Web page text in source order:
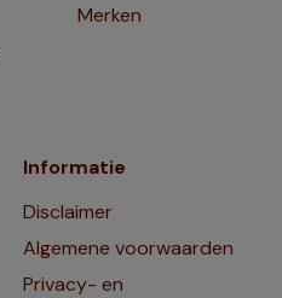
Merken
Informatie
Disclaimer
Algemene voorwaarden
Privacy- en